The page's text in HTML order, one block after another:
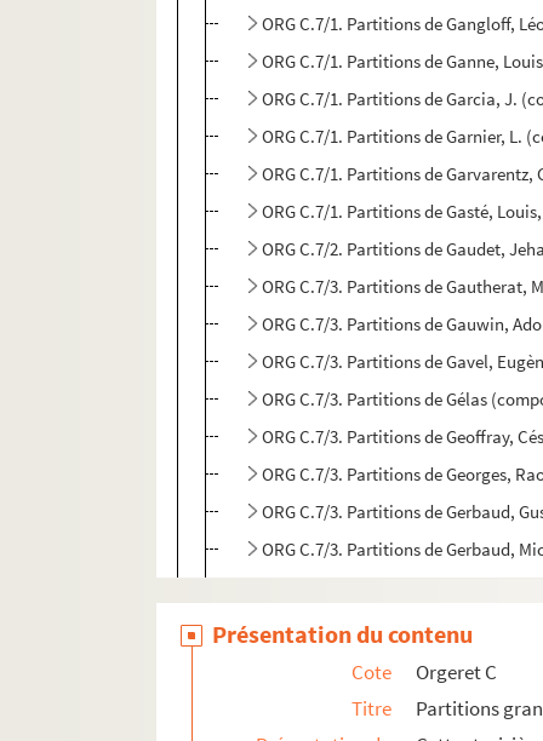
ORG C.7/1. Partitions de Gangloff,
ORG C.7/1. Partitions de Ganne,
ORG C.7/1. Partitions de Garcia, J.
ORG C.7/1. Partitions de Garnier, L.
ORG C.7/1. Partitions de Garvarentz,
ORG C.7/1. Partitions de Gasté,
ORG C.7/2. Partitions de Gaudet,
ORG C.7/3. Partitions de Gautherat,
ORG C.7/3. Partitions de Gauwin,
ORG C.7/3. Partitions de Gavel,
ORG C.7/3. Partitions de Gélas
ORG C.7/3. Partitions de Geoffray,
ORG C.7/3. Partitions de Georges,
ORG C.7/3. Partitions de Gerbaud,
ORG C.7/3. Partitions de Gerbaud,
ORG C.7/3. Partitions de Gerin fils,
ORG C.7/3. Partitions de Ghérardi,
ORG C.7/3. Partitions de Ghislaine,
Présentation du contenu
Cote
Orgeret C
Titre
Partitions